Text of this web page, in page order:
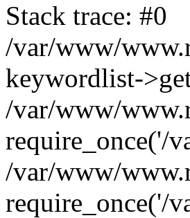
Stack trace: #0
/var/www/
keywordlist-
/var/www/
require_once('/
/var/www/
require_once('/